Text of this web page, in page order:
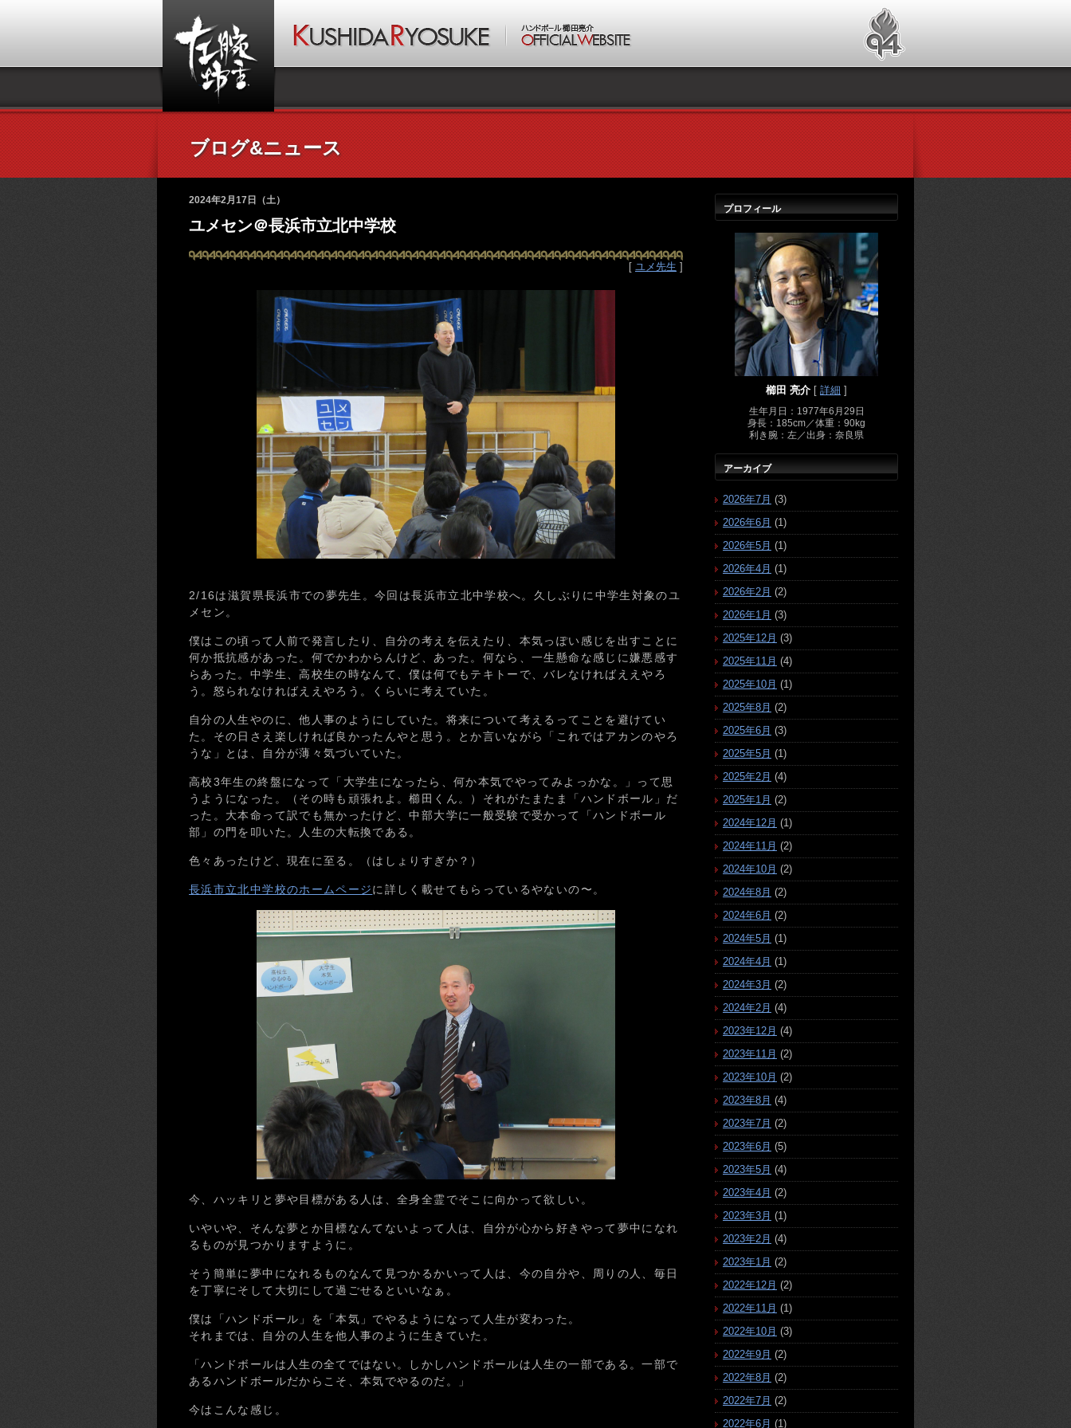
ブログ&ニュース
2024年2月17日（土）
ユメセン＠長浜市立北中学校
[ ユメ先生 ]
2/16は滋賀県長浜市での夢先生。今回は長浜市立北中学校へ。久しぶりに中学生対象のユ
メセン。
僕はこの頃って人前で発言したり、自分の考えを伝えたり、本気っぽい感じを出すことに
何か抵抗感があった。何でかわからんけど、あった。何なら、一生懸命な感じに嫌悪感す
らあった。中学生、高校生の時なんて、僕は何でもテキトーで、バレなければええやろ
う。怒られなければええやろう。くらいに考えていた。
自分の人生やのに、他人事のようにしていた。将来について考えるってことを避けてい
た。その日さえ楽しければ良かったんやと思う。とか言いながら「これではアカンのやろ
うな」とは、自分が薄々気づいていた。
高校3年生の終盤になって「大学生になったら、何か本気でやってみよっかな。」って思
うようになった。（その時も頑張れよ。櫛田くん。）それがたまたま「ハンドボール」だ
った。大本命って訳でも無かったけど、中部大学に一般受験で受かって「ハンドボール
部」の門を叩いた。人生の大転換である。
色々あったけど、現在に至る。（はしょりすぎか？）
長浜市立北中学校のホームページ に詳しく載せてもらっているやないの〜。
今、ハッキリと夢や目標がある人は、全身全霊でそこに向かって欲しい。
いやいや、そんな夢とか目標なんてないよって人は、自分が心から好きやって夢中になれ
るものが見つかりますように。
そう簡単に夢中になれるものなんて見つかるかいって人は、今の自分や、周りの人、毎日
を丁寧にそして大切にして過ごせるといいなぁ。
僕は「ハンドボール」を「本気」でやるようになって人生が変わった。
それまでは、自分の人生を他人事のように生きていた。
「ハンドボールは人生の全てではない。しかしハンドボールは人生の一部である。一部で
あるハンドボールだからこそ、本気でやるのだ。」
今はこんな感じ。
プロフィール
櫛田 亮介 [ 詳細 ]
生年月日：1977年6月29日
身長：185cm／体重：90kg
利き腕：左／出身：奈良県
アーカイブ
2026年7月 (3)
2026年6月 (1)
2026年5月 (1)
2026年4月 (1)
2026年2月 (2)
2026年1月 (3)
2025年12月 (3)
2025年11月 (4)
2025年10月 (1)
2025年8月 (2)
2025年6月 (3)
2025年5月 (1)
2025年2月 (4)
2025年1月 (2)
2024年12月 (1)
2024年11月 (2)
2024年10月 (2)
2024年8月 (2)
2024年6月 (2)
2024年5月 (1)
2024年4月 (1)
2024年3月 (2)
2024年2月 (4)
2023年12月 (4)
2023年11月 (2)
2023年10月 (2)
2023年8月 (4)
2023年7月 (2)
2023年6月 (5)
2023年5月 (4)
2023年4月 (2)
2023年3月 (1)
2023年2月 (4)
2023年1月 (2)
2022年12月 (2)
2022年11月 (1)
2022年10月 (3)
2022年9月 (2)
2022年8月 (2)
2022年7月 (2)
2022年6月 (1)